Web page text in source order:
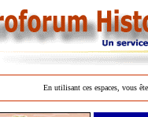
En utilisant ces espaces, vous